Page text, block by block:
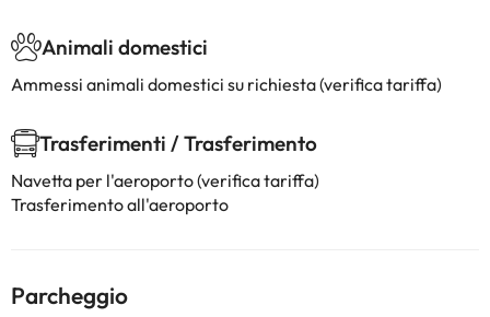
Animali domestici
Ammessi animali domestici su richiesta (verifica tariffa)
Trasferimenti / Trasferimento
Navetta per l'aeroporto (verifica tariffa)
Trasferimento all'aeroporto
Parcheggio